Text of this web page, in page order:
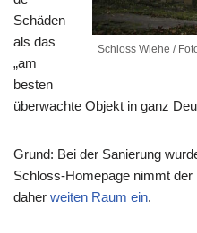
Schloss Wiehe /
Schäden
als das
„am
besten
überwachte Objekt in ganz
Grund: Bei der Sanierung
Schloss-Homepage nimmt der
daher weiten Raum ein.